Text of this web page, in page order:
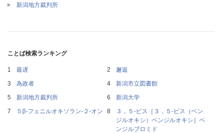
新潟地方裁判所
ことば検索ランキング
最遅
邂逅
為政者
新潟市立図書館
新潟地方裁判所
新潟大学
５β‐フェニルオキソラン‐２‐オン
３，５‐ビス［３，５‐ビス（ベン
ジルオキシ）ベンジルオキシ］ベ
ンジルブロミド